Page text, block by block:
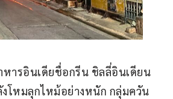
หารอินเดียชื่อกรีน ชิลลี่อินเดียน
โหมลุกไหม้อย่างหนัก กลุ่มควัน